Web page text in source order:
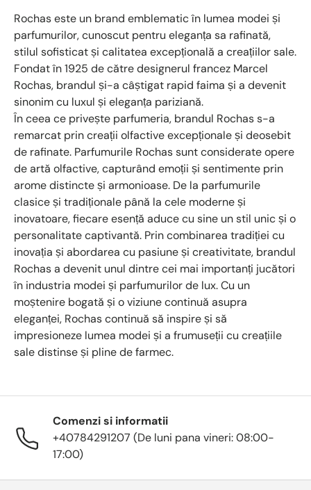
Rochas este un brand emblematic în lumea modei și
parfumurilor, cunoscut pentru eleganța sa rafinată,
stilul sofisticat și calitatea excepțională a creațiilor sale.
Fondat în 1925 de către designerul francez Marcel
Rochas, brandul și-a câștigat rapid faima și a devenit
sinonim cu luxul și eleganța pariziană.
În ceea ce privește parfumeria, brandul Rochas s-a
remarcat prin creații olfactive excepționale și deosebit
de rafinate. Parfumurile Rochas sunt considerate opere
de artă olfactive, capturând emoții și sentimente prin
arome distincte și armonioase. De la parfumurile
clasice și tradiționale până la cele moderne și
inovatoare, fiecare esență aduce cu sine un stil unic și o
personalitate captivantă. Prin combinarea tradiției cu
inovația și abordarea cu pasiune și creativitate, brandul
Rochas a devenit unul dintre cei mai importanți jucători
în industria modei și parfumurilor de lux. Cu un
moștenire bogată și o viziune continuă asupra
eleganței, Rochas continuă să inspire și să
impresioneze lumea modei și a frumuseții cu creațiile
sale distinse și pline de farmec.
Comenzi si informatii
+40784291207 (De luni pana vineri: 08:00-
17:00)